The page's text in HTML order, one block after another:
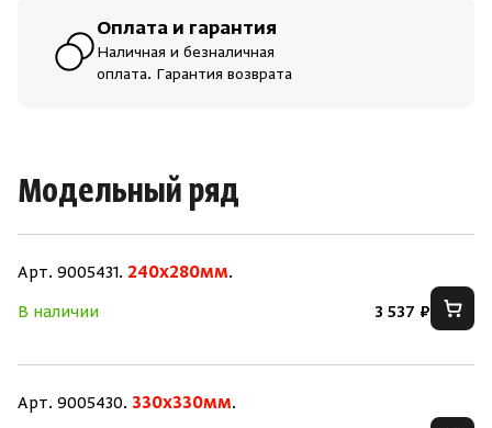
Оплата и гарантия
Наличная и безналичная
оплата. Гарантия возврата
Модельный ряд
Арт. 9005431. 240х280мм.
В наличии
3 537 ₽
Арт. 9005430. 330х330мм.
На главную
Войти
Зарегистрироваться